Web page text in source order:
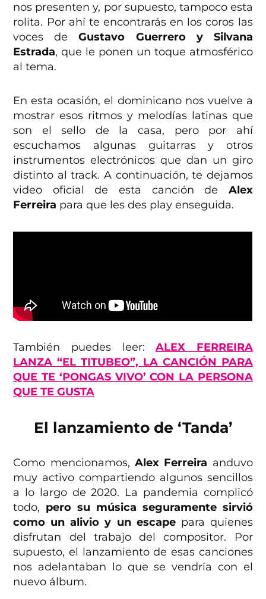
nos presenten y, por supuesto, tampoco esta
rolita. Por ahí te encontrarás en los coros las
voces deGustavo Guerrero y Silvana
Estrada, que le ponen un toque atmosférico
al tema.
En esta ocasión, el dominicano nos vuelve a
mostrar esos ritmos y melodías latinas que
son el sello de la casa, pero por ahí
escuchamos algunas guitarras y otros
instrumentos electrónicos que dan un giro
distinto al track. A continuación, te dejamos
video oficial de esta canción de Alex
Ferreira para que les des play enseguida.
También puedes leer:ALEX FERREIRA
LANZA “EL TITUBEO”, LA CANCIÓN PARA
QUE TE ‘PONGAS VIVO’ CON LA PERSONA
QUE TE GUSTA
El lanzamiento de ‘Tanda’
Como mencionamos, Alex Ferreira anduvo
muy activo compartiendo algunos sencillos
a lo largo de 2020. La pandemia complicó
todo, pero su música seguramente sirvió
como un alivio y un escapepara quienes
disfrutan del trabajo del compositor. Por
supuesto, el lanzamiento de esas canciones
nos adelantaban lo que se vendría con el
nuevo álbum.